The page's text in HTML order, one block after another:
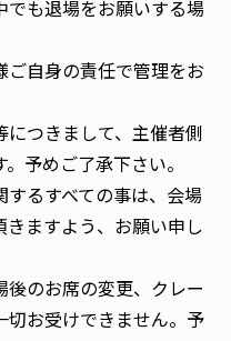
でも退場をお願いする場
自身の責任で管理をお
つきまして、主催者側
予めご了承下さい。
るすべての事は、会場
ますよう、お願い申し
のお席の変更、クレー
切お受けできません。予